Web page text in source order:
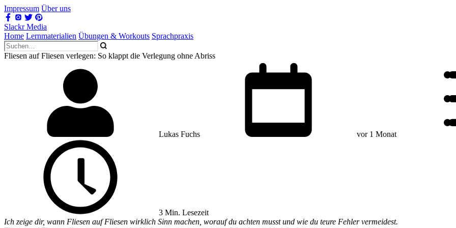
Impressum Über uns
Slackr Media
Home Lernmaterialien Übungen & Workouts Sprachpraxis
Fliesen auf Fliesen verlegen: So klappt die Verlegung ohne Abriss
Lukas Fuchs vor 1 Monat
3 Min. Lesezeit
Ich zeige dir, wann Fliesen auf Fliesen wirklich Sinn machen, worauf du achten musst und wie du teure Fehler vermeidest.